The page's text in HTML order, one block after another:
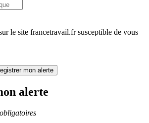
le site francetravail.fr susceptible de vous
mon alerte
alerte